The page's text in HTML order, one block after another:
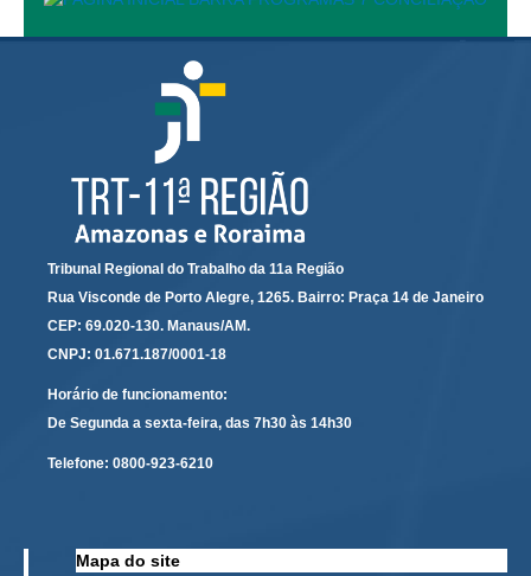
Responsabilidade Socioambiental
Comissão Permanente de Acessibilidade e Inclusão
Escola Judicial
Programa Trabalho Seguro
Coordenadoria de Saúde
Serviços
Ação Trabalhista (Atermação)
Atermação On-line - Interior de Roraima
Atermação On-line - Interior do Amazonas
Agendamento de Reclamação Verbal
Tribunal Regional do Trabalho da 11a Região
Rua Visconde de Porto Alegre, 1265. Bairro: Praça 14 de Janeiro
CEP: 69.020-130. Manaus/AM.
CNPJ: 01.671.187/0001-18
Horário de funcionamento:
De Segunda a sexta-feira, das 7h30 às 14h30
Telefone: 0800-923-6210
Mapa do site